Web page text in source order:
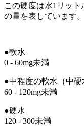
この硬度は水1リッ
の量を表しています。
●軟水
0 - 60mg未満
●中程度の軟水（中硬
60 - 120mg未満
●硬水
120 - 300未満